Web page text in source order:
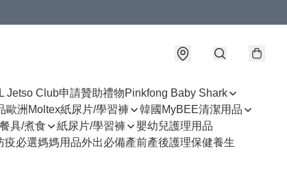
Jetso Club申請贊助禮物Pinkfong Baby Shark
歐洲Moltex紙尿片/學習褲
韓國MyBEE清潔用品
具/煮食 紙尿片/學習褲
嬰幼兒護理用品
疫必選媽媽用品外出必備產前產後護理保健養生